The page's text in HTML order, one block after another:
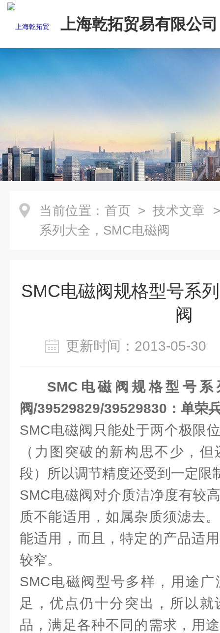
上海乾拓贸易有限公司
当前位置： 首页 > 技术文章
系列大全，SMC电磁阀
SMC电磁阀规格型号系
阀
更新时间：2013-05-
SMC电磁阀规格型号
阀/39529829/39529830：单荣
SMC电磁阀只能处于两个极限
（力图突破的新构思不少，
段）所以调节精度还受到一定限
SMC电磁阀对介质洁净度有较
质不能适用，如属杂质须滤去
能适用，而且，特定的产品适
较窄。
SMC电磁阀型号多样，用途
足，优点仍十分突出，所以
品，满足各种不同的需求，用